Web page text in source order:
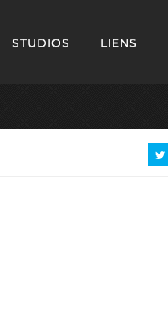
STUDIOS LIENS